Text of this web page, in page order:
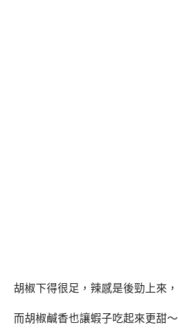
胡椒下得很足，辣感是後勁上來，
而胡椒鹹香也讓蝦子吃起來更甜～